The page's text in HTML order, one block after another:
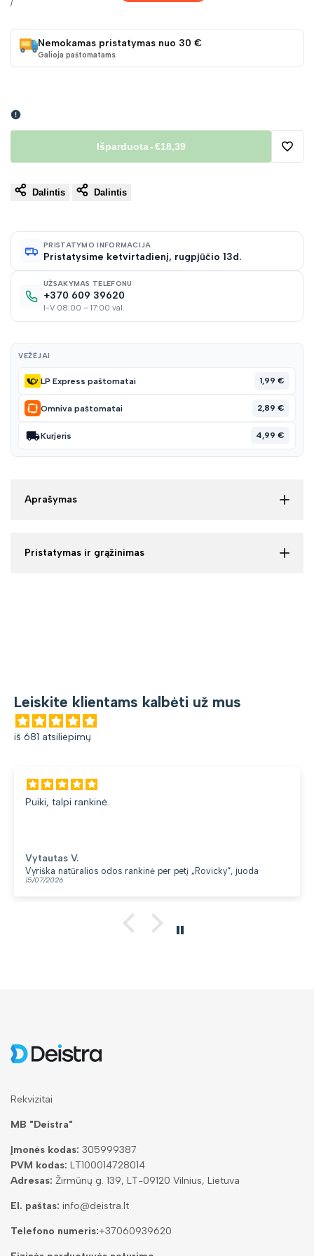
kaina
VIENETO
/
Nemokamas pristatymas nuo 30 €
Galioja paštomatams
Išparduota-€18,39
Dalintis Dalintis
PRISTATYMO INFORMACIJA
Pristatysime ketvirtadienį, rugpjūčio 13d.
UŽSAKYMAS TELEFONU
+370 609 39620
I-V 08:00 – 17:00 val.
VEŽĖJAI
LP Express paštomatai 1,99 €
Omniva paštomatai 2,89 €
Kurjeris 4,99 €
Aprašymas
Pristatymas ir grąžinimas
Leiskite klientams kalbėti už mus
iš 681 atsiliepimų
Puiki, talpi rankinė.
Vytautas V.
Vyriška natūralios odos rankinė per petį „Rovicky“, juoda
15/07/2026
Rekvizitai
MB "Deistra"
Įmonės kodas: 305999387
PVM kodas: LT100014728014
Adresas: Žirmūnų g. 139, LT-09120 Vilnius, Lietuva
El. paštas: info@deistra.lt
Telefono numeris:+37060939620